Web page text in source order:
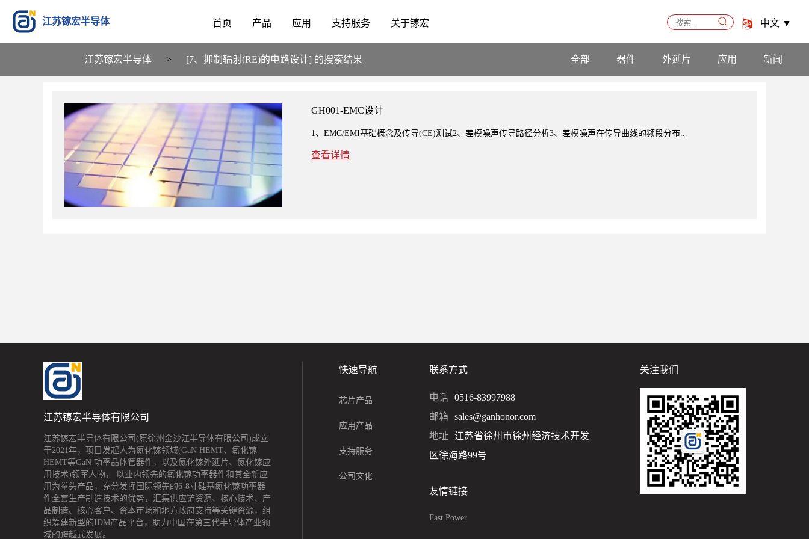
江苏镓宏半导体 首页 产品 应用 支持服务 关于镓宏 中文 ▼
江苏镓宏半导体 > [7、抑制辐射(RE)的电路设计] 的搜索结果 全部 器件 外延片 应用 新闻
GH001-EMC设计
1、EMC/EMI基础概念及传导(CE)测试2、差模噪声传导路径分析3、差模噪声在传导曲线的频段分布...
查看详情
江苏镓宏半导体有限公司
江苏镓宏半导体有限公司(原徐州金沙江半导体有限公司)成立
于2021年，项目发起人为氮化镓领域(GaN HEMT、氮化镓
HEMT等GaN 功率晶体管器件，以及氮化镓外延片、氮化镓应
用技术)领军人物， 以业内领先的氮化镓功率器件和其全新应
用为拳头产品，充分发挥国际领先的6-8寸硅基氮化镓功率器
件全套生产制造技术的优势，汇集供应链资源、核心技术、产
品制造、核心客户、资本市场和地方政府支持等关键资源，组
织筹建新型的IDM产品平台，助力中国在第三代半导体产业领
域的跨越式发展。
快速导航
芯片产品
应用产品
支持服务
公司文化
联系方式
电话 0516-83997988
邮箱
sales@ganhonor.com
地址
江苏省徐州市徐州经济技术开发
区徐海路99号
友情链接
Fast Power
关注我们